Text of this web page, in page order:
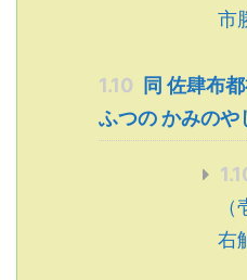
市
1.10
同 佐肆布
ふつの かみのや
右